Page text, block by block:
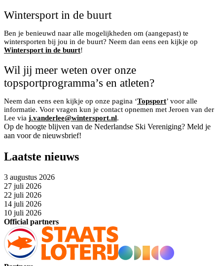
Wintersport in de buurt
Ben je benieuwd naar alle mogelijkheden om (aangepast) te
wintersporten bij jou in de buurt? Neem dan eens een kijkje op
Wintersport in de buurt!
Wil jij meer weten over onze
topsportprogramma’s en atleten?
Neem dan eens een kijkje op onze pagina ‘Topsport’ voor alle
informatie. Voor vragen kun je contact opnemen met Jeroen van der
Lee via j.vanderlee@wintersport.nl.
Op de hoogte blijven van de Nederlandse Ski Vereniging? Meld je
aan voor de nieuwsbrief!
Laatste nieuws
3 augustus 2026
27 juli 2026
22 juli 2026
14 juli 2026
10 juli 2026
Official partners